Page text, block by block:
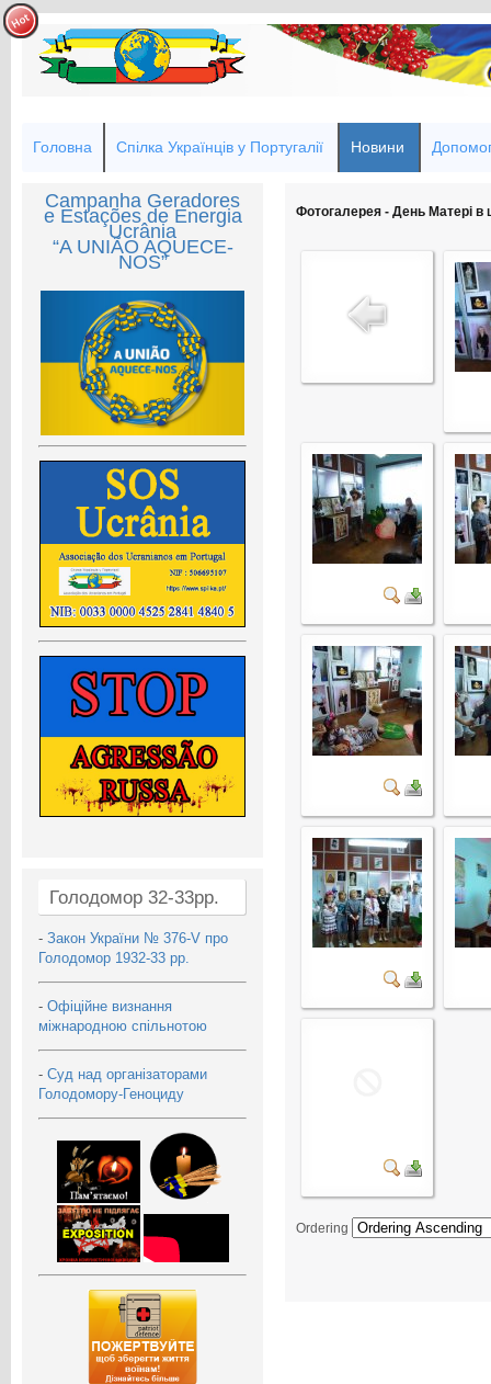
Головна Спілка Українців у Португалії Новини
Campanha Geradores
e Estações de Energia
Ucrânia
“A UNIÃO AQUECE-
NOS”
Голодомор 32-33рр.
- Закон України № 376-V про
Голодомор 1932-33 рр.
- Офіційне визнання
міжнародною спільнотою
- Суд над організаторами
Голодомору-Геноциду
Фотогалерея - День Матері в
Ordering